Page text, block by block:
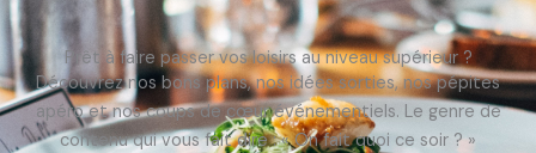
Prêt à faire passer vos loisirs au niveau supérieur ?
Découvrez nos bons plans, nos idées sorties, nos pépites
apéro et nos coups de cœur événementiels. Le genre de
contenu qui vous fait dire : « On fait quoi ce soir ? »